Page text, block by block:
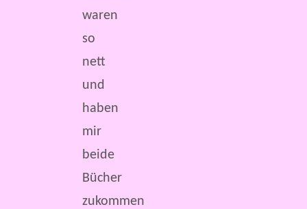
waren
so
nett
und
haben
mir
beide
Bücher
zukommen